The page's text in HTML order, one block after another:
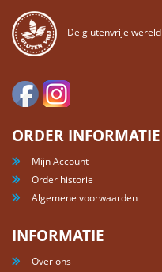
De glutenvrije wereld
ORDER INFORMATIE
Mijn Account
Order historie
Algemene voorwaarden
INFORMATIE
Over ons